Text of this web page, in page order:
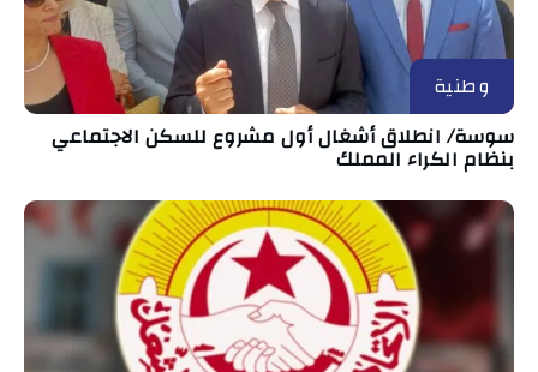
وطنية
سوسة/ انطلاق أشغال أول مشروع للسكن الاجتماعي
بنظام الكراء المملك